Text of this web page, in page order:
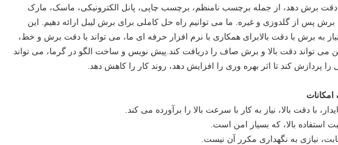
دقت برش دهد، از جمله برچسب نامنظم، برچسب چاپی، پانل الکترونیکی، ماسک، مارک
پس از گلدوزی و غیره. ما می توانیم راه حل کاملی برای برش لیبل ارائه دهیم. این
به برش با دقت بالابرای همکاری با نرم افزار حرفه ای ما، می تواند با دقت برش و خط،
می تواند دقت بالا و برش صاف را دریافت کند.پیش نویس و ساخت الگو در گرما، می تواند
پردازش کند تا اثر بهره وری را افزایش دهد، روند کار را کاهش دهد.
امکانات
نیازی به نگهداری مکرر آن نیست.